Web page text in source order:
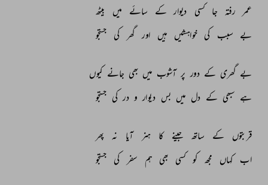
عمر رفتہ جا کسی دیوار کے سائے میں بیٹھ
بے سبب کی خواہشیں ہیں اور گھر کی جستجو
بے گھری کے دور پر آشوب میں بھی جانے کیوں
ہے سبھی کے دل میں بس دیوار و در کی جستجو
قربتوں کے ساتھ جینے کا ہنر آیا نہ
پھر
اب کہاں مجھ کو کسی بھی ہم سفر کی جستجو